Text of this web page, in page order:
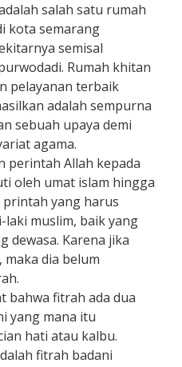
salah satu rumah
kota semarang
semisal
Rumah khitan
pelayanan terbaik
adalah sempurna
sebuah upaya demi
agama.
perintah Allah kepada
oleh umat islam hingga
yang harus
muslim, baik yang
dewasa. Karena jika
maka dia belum
bahwa fitrah ada dua
yang mana itu
hati atau kalbu.
fitrah badani